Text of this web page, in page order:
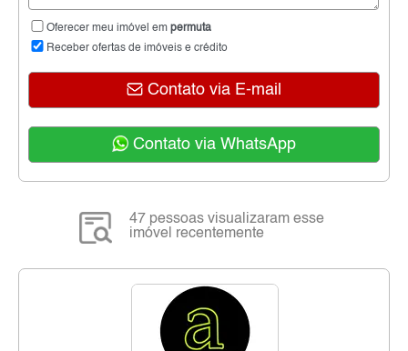
Oferecer meu imóvel em permuta
Receber ofertas de imóveis e crédito
Contato via E-mail
Contato via WhatsApp
47 pessoas visualizaram esse
imóvel recentemente